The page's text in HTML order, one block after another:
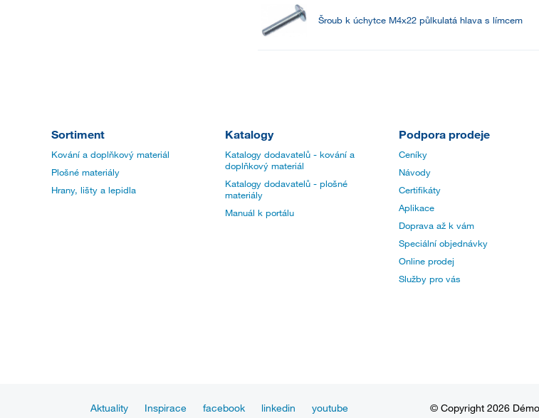
Šroub k úchytce M4x22 půlkulatá hlava s límcem
Sortiment
Kování a doplňkový materiál
Plošné materiály
Hrany, lišty a lepidla
Katalogy
Katalogy dodavatelů - kování a
doplňkový materiál
Katalogy dodavatelů - plošné
materiály
Manuál k portálu
Podpora prodeje
Ceníky
Návody
Certifikáty
Aplikace
Doprava až k vám
Speciální objednávky
Online prodej
Služby pro vás
Aktuality Inspirace facebook linkedin youtube © Copyright 2026